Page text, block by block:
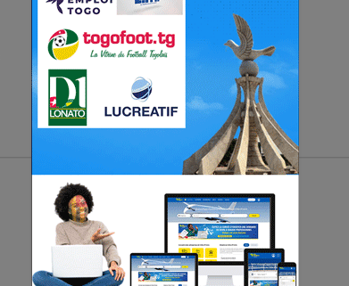
Votre adresse email ne sera pas publiée.